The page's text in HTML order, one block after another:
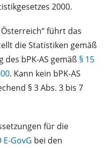
2000.
führt das
die Statistiken gemäß
des bPK-AS gemäß § 15
. Kann kein bPK-AS
§ 3 Abs. 3 bis 7
für die
E-GovG bei den